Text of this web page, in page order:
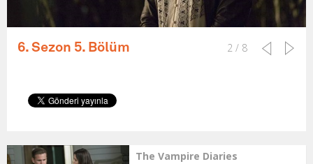
6. Sezon 5. Bölüm 2 / 8
The Vampire Diaries